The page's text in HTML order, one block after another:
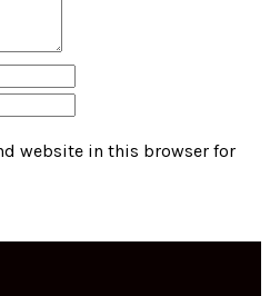
website in this browser for